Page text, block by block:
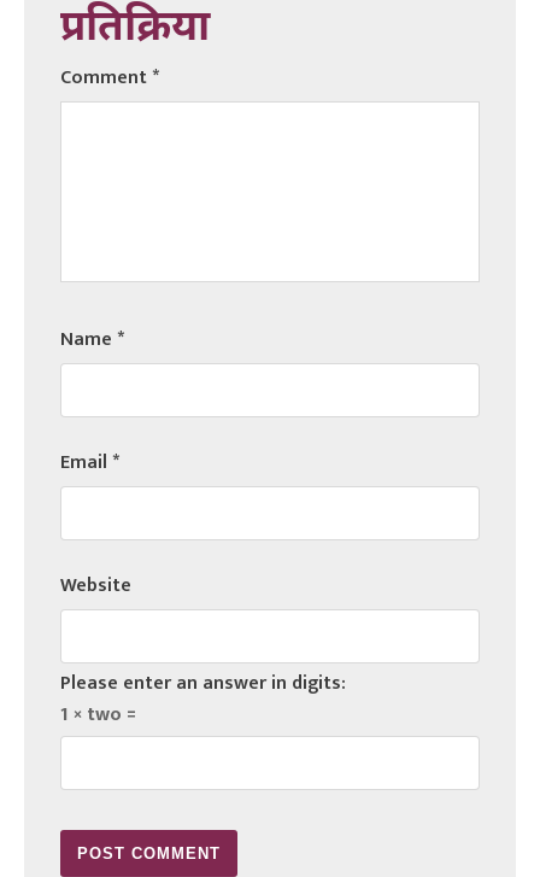
प्रतिक्रिया
Comment*
Name*
Email*
Website
Please enter an answer in digits:
1 × two =